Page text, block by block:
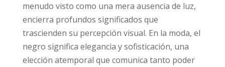
menudo visto como una mera ausencia de luz,
encierra profundos significados que
trascienden su percepción visual. En la moda, el
negro significa elegancia y sofisticación, una
elección atemporal que comunica tanto poder